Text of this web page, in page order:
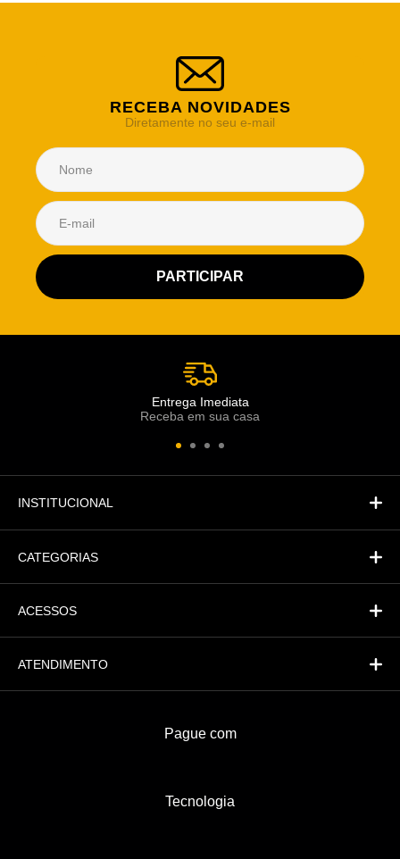
RECEBA NOVIDADES
Diretamente no seu e-mail
Entrega Imediata
Receba em sua casa
INSTITUCIONAL
CATEGORIAS
ACESSOS
ATENDIMENTO
Pague com
Tecnologia
Atendimento Rei de Casa